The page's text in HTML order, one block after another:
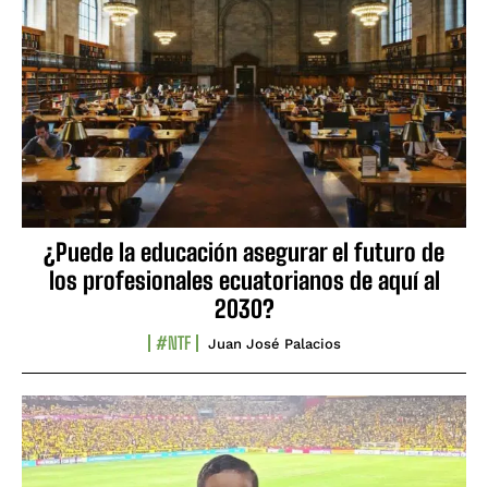
¿Puede la educación asegurar el futuro de
los profesionales ecuatorianos de aquí al
2030?
#NTF Juan José Palacios